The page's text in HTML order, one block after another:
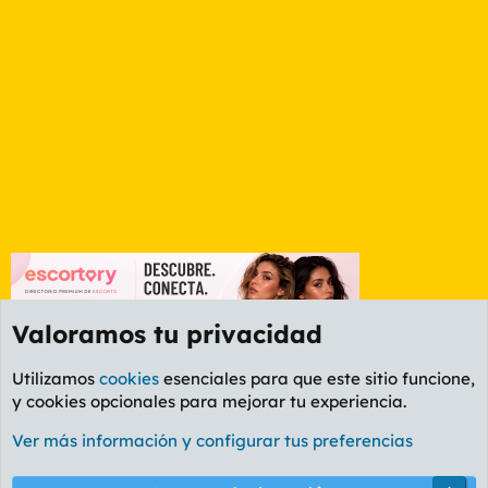
Foro General
Cookies
PL OLDSTYLE AMARILLO
Valoramos tu privacidad
Utilizamos cookies esenciales para que este sitio funcione,
y cookies opcionales para mejorar tu experiencia.
Ver más información y configurar tus preferencias